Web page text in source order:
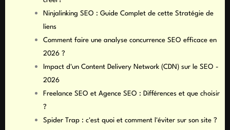
Ninjalinking SEO : Guide Complet de cette Stratégie de
liens
Comment faire une analyse concurrence SEO efficace en
2026 ?
Impact d'un Content Delivery Network (CDN) sur le SEO -
2026
Freelance SEO et Agence SEO : Différences et que choisir
?
Spider Trap : c'est quoi et comment l'éviter sur son site ?